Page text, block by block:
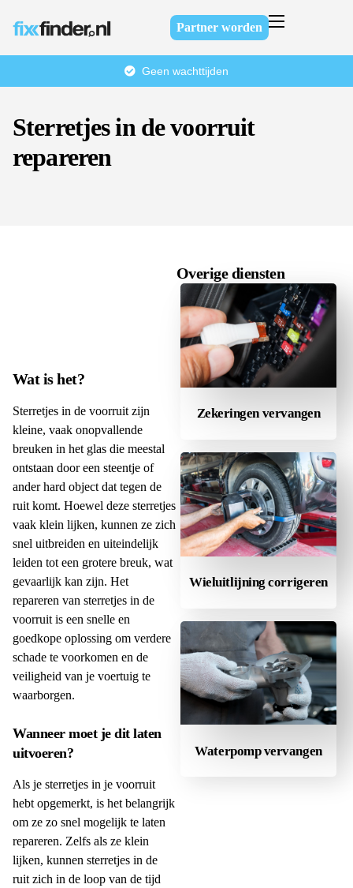
Partner worden
Geen wachttijden
Sterretjes in de voorruit
repareren
Wat is het?
Sterretjes in de voorruit zijn
kleine, vaak onopvallende
breuken in het glas die meestal
ontstaan door een steentje of
ander hard object dat tegen de
ruit komt. Hoewel deze sterretjes
vaak klein lijken, kunnen ze zich
snel uitbreiden en uiteindelijk
leiden tot een grotere breuk, wat
gevaarlijk kan zijn. Het
repareren van sterretjes in de
voorruit is een snelle en
goedkope oplossing om verdere
schade te voorkomen en de
veiligheid van je voertuig te
waarborgen.
Wanneer moet je dit laten
uitvoeren?
Als je sterretjes in je voorruit
hebt opgemerkt, is het belangrijk
om ze zo snel mogelijk te laten
repareren. Zelfs als ze klein
lijken, kunnen sterretjes in de
ruit zich in de loop van de tijd
Overige diensten
Zekeringen vervangen
Wieluitlijning corrigeren
Waterpomp vervangen